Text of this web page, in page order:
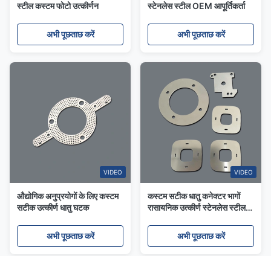
स्टील कस्टम फोटो उत्कीर्णन
अभी पूछताछ करें
स्टेनलेस स्टील OEM आपूर्तिकर्ता
अभी पूछताछ करें
VIDEO
औद्योगिक अनुप्रयोगों के लिए कस्टम
सटीक उत्कीर्ण धातु घटक
अभी पूछताछ करें
VIDEO
कस्टम सटीक धातु कनेक्टर भागों
रासायनिक उत्कीर्ण स्टेनलेस स्टील
अभी पूछताछ करें